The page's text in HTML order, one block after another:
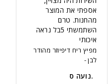
אספתי את המוצר
מהחנות. טרם
איכותי
מפיץ ריח דיפיוזר מהודר
לבן
נועה ס.